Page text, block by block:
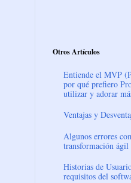
Otros Artículos
Entiende el MVP
por qué prefiero
utilizar y adorar
Ventajas y
Algunos errores
transformación
Historias de
requisitos del